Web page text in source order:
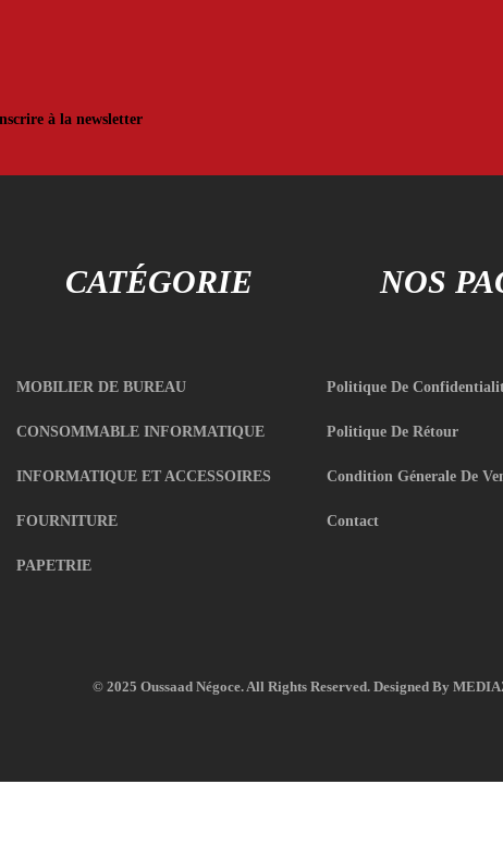
à la newsletter
CATÉGORIE
MOBILIER DE BUREAU
CONSOMMABLE INFORMATIQUE
INFORMATIQUE ET ACCESSOIRES
FOURNITURE
PAPETRIE
NOS
Politique De
Politique De Rétour
Condition Génerale De
Contact
© 2025 Oussaad Négoce. All Rights Reserved. Designed By